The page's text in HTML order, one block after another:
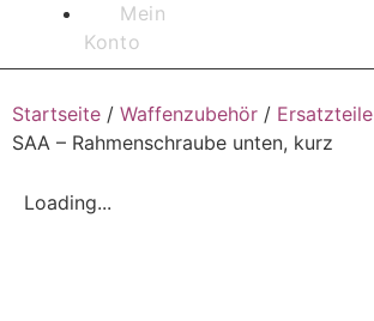
Mein
Konto
Startseite / Waffenzubehör / Ersatzteile
SAA – Rahmenschraube unten, kurz
Loading...